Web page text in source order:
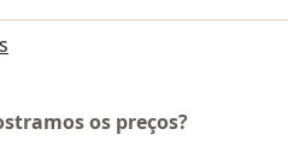
os preços?